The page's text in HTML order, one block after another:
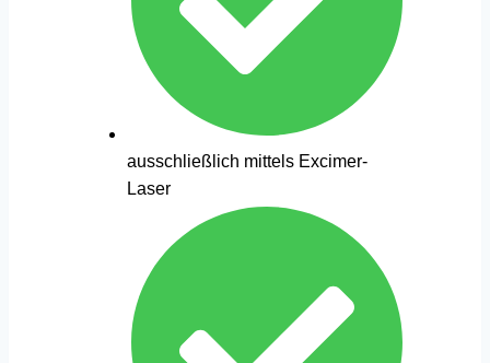
ausschließlich mittels Excimer-
Laser